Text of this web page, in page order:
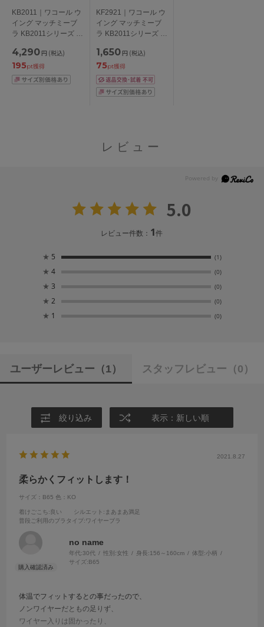
KB2011｜ワコール ウ
イング マッチミーブ
ラ KB2011シリーズ ブ
ABCDEFカップ アン
ダー
65/70/75/80/85cm
4,290 円 (税込)
195pt獲得
KF2921｜ワコール ウ
イング マッチミーブ
ラ KB2011シリーズ ス
M/L/LL
1,650 円 (税込)
75pt獲得
レビュー
5.0
レビュー件数： 1件
★ 5 (1)
★ 4 (0)
★ 3 (0)
★ 2 (0)
★ 1 (0)
ユーザーレビュー （1） スタッフレビュー （0）
絞り込み 表示：新しい順
2021.8.27
柔らかくフィットします！
サイズ：B65 色：KO
着けごこち:良い シルエット :まあまあ満足
普段ご利用のブラタイプ :ワイヤーブラ
no name
年代:30代 性別:女性 身長:156～160cm 体型:小柄
サイズ:B65
体温でフィットするとの事だったので、
ノンワイヤーだともの足りず、
ワイヤー入りは固かったり、